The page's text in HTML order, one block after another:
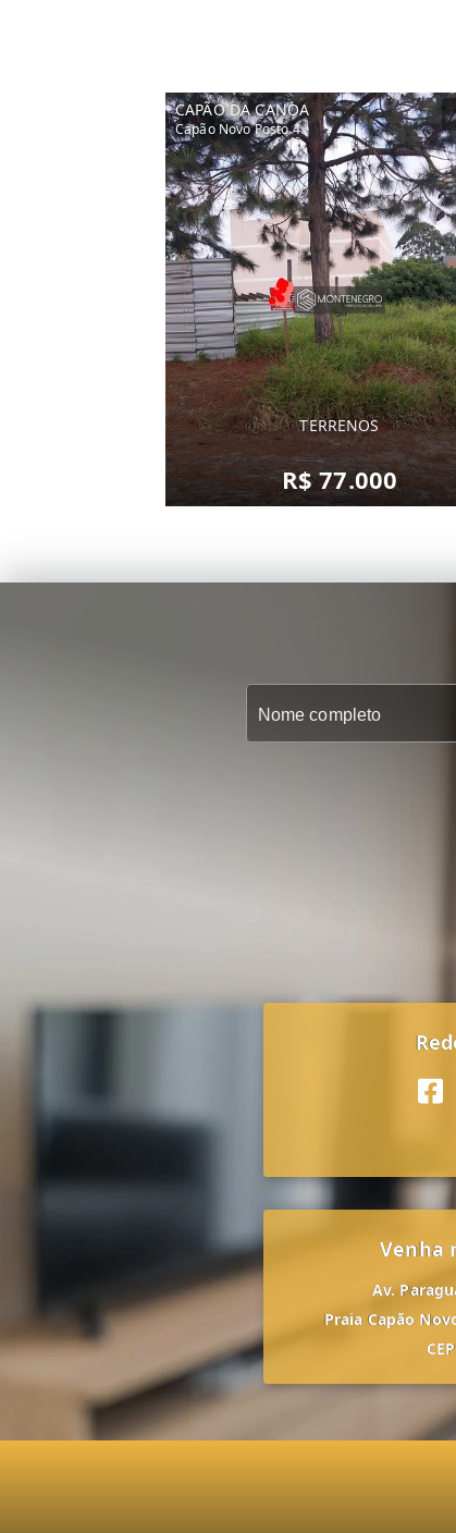
CAPÃO DA CANOA
Capão Novo Posto 4
TERRENOS
R$ 77.000
Venha
Av.
Praia Capão